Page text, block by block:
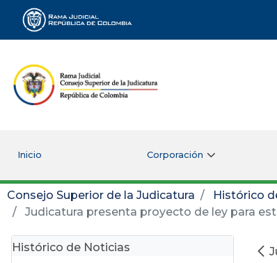
Rama Judicial
Inicio Corporación
Consejo Superior de la Judicatura
Histórico
Judicatura presenta proyecto de ley para
Histórico de Noticias